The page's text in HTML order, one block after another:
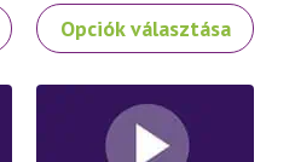
Opciók választása
Ennek
a
variációja